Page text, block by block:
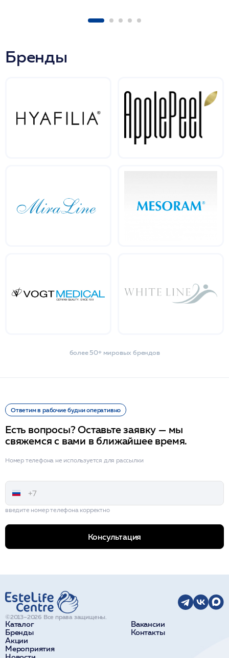
Бренды
более 50+ мировых брендов
Ответим в рабочие будни оперативно
Есть вопросы? Оставьте заявку — мы
свяжемся с вами в ближайшее время.
Номер телефона не используется для рассылки
введите номер телефона корректно
Консультация
Каталог
Бренды
Акции
Мероприятия
Вакансии
Контакты
©2013–2026 Все права защищены.